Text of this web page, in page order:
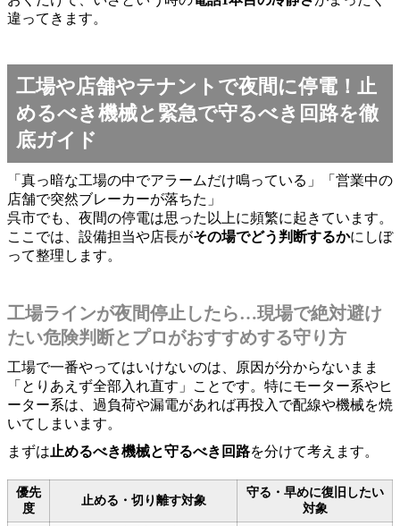
違ってきます。
工場や店舗やテナントで夜間に停電！止
めるべき機械と緊急で守るべき回路を徹
底ガイド
「真っ暗な工場の中でアラームだけ鳴っている」「営業中の
店舗で突然ブレーカーが落ちた」
呉市でも、夜間の停電は思った以上に頻繁に起きています。
ここでは、設備担当や店長がその場でどう判断するかにしぼ
って整理します。
工場ラインが夜間停止したら…現場で絶対避け
たい危険判断とプロがおすすめする守り方
工場で一番やってはいけないのは、原因が分からないまま
「とりあえず全部入れ直す」ことです。特にモーター系やヒ
ーター系は、過負荷や漏電があれば再投入で配線や機械を焼
いてしまいます。
まずは 止めるべき機械と守るべき回路を分けて考えます。
優先
度
止める・切り離す対象
守る・早めに復旧したい
対象